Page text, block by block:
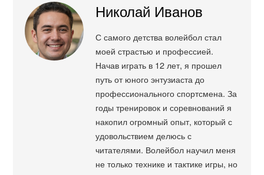
Николай Иванов
С самого детства волейбол стал
моей страстью и профессией.
Начав играть в 12 лет, я прошел
путь от юного энтузиаста до
профессионального спортсмена. За
годы тренировок и соревнований я
накопил огромный опыт, который с
удовольствием делюсь с
читателями. Волейбол научил меня
не только технике и тактике игры, но